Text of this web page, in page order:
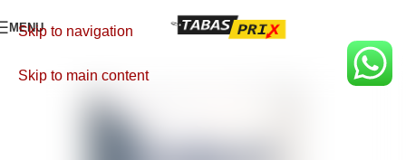
Skip to navigation
Skip to main content
MENU